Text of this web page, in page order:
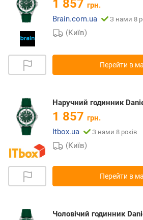
1 857 грн.
Brain.com.ua
З нами 8
(Київ)
Перейти в
Наручний годинник
1 857 грн.
Itbox.ua
З нами 8 років
(Київ)
Перейти в
Чоловічий годинник